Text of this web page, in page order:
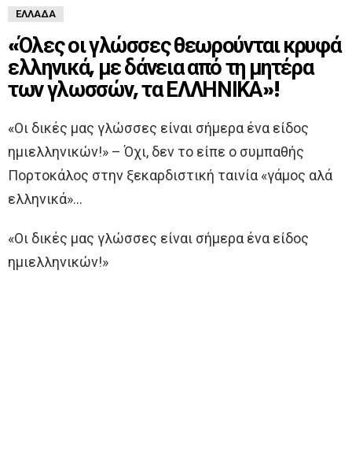
ΕΛΛΆΔΑ
«Όλες οι γλώσσες θεωρούνται κρυφά
ελληνικά, με δάνεια από τη μητέρα
των γλωσσών, τα ΕΛΛΗΝΙΚΑ»!
«Οι δικές μας γλώσσες είναι σήμερα ένα είδος
ημιελληνικών!» – Όχι, δεν το είπε ο συμπαθής
Πορτοκάλος στην ξεκαρδιστική ταινία «γάμος αλά
ελληνικά»…
«Οι δικές μας γλώσσες είναι σήμερα ένα είδος
ημιελληνικών!»